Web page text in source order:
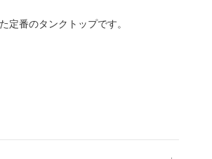
定番のタンクトップです。